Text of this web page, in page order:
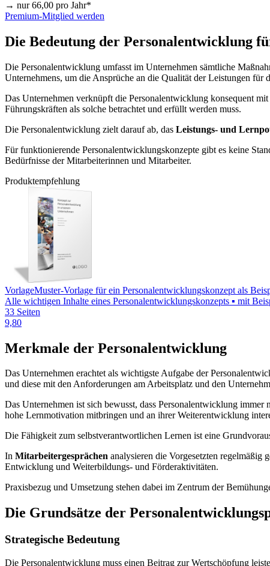
→ nur66,00 pro Jahr*
Premium-Mitglied werden
Die Bedeutung der Personalentwicklung
Die Personalentwicklung umfasst im Unternehmen sämtliche
Unternehmens, um die Ansprüche an die Qualität der Leistungen für
Das Unternehmen verknüpft die Personalentwicklung konsequent
Führungskräften als solche betrachtet und erfüllt werden muss.
Die Personalentwicklung zielt darauf ab, das Leistungs- und
Für funktionierende Personalentwicklungskonzepte gibt es keine
Bedürfnisse der Mitarbeiterinnen und Mitarbeiter.
Produktempfehlung
VorlageMuster-Vorlage für ein Personalentwicklungskonzept als
Alle wichtigen Inhalte eines Personalentwicklungskonzepts ▪ mit
33 Seiten
9,80
Merkmale der Personalentwicklung
Das Unternehmen erachtet als wichtigste Aufgabe der
und diese mit den Anforderungen am Arbeitsplatz und den
Das Unternehmen ist sich bewusst, dass Personalentwicklung
hohe Lernmotivation mitbringen und an ihrer Weiterentwicklung
Die Fähigkeit zum selbstverantwortlichen Lernen ist eine
In Mitarbeitergesprächen analysieren die Vorgesetzten
Entwicklung und Weiterbildungs- und Förderaktivitäten.
Praxisbezug und Umsetzung stehen dabei im Zentrum der
Die Grundsätze der
Strategische Bedeutung
Die Personalentwicklung muss einen Beitrag zur Wertschöpfung